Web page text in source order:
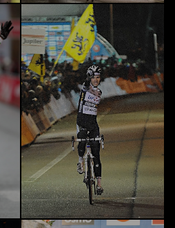
Cross 2012